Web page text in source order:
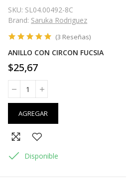
SKU: SL04.00492-8C
Brand: Saruka Rodriguez
(3 Reseñas)
ANILLO CON CIRCON FUCSIA
$25,67
AGREGAR
Disponible